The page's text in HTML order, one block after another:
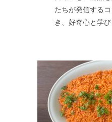
たちが発信する
き、好奇心と学